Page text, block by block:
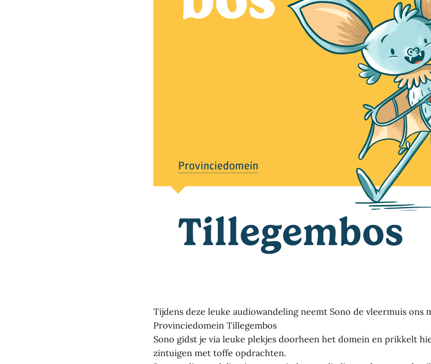
Tijdens deze leuke audiowandeling neemt Sono de vleermuis ons
Provinciedomein Tillegembos
Sono gidst je via leuke plekjes doorheen het domein en prikkelt
zintuigen met toffe opdrachten.